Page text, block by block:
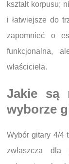
kształt korpusu;
i łatwiejsze do
zapomnieć o
funkcjonalna,
właściciela.
Jakie są
wyborze
Wybór gitary 4/4
zwłaszcza dla